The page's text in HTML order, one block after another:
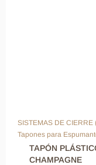
SISTEMAS DE CIERRE
Tapones para
TAPÓN
CHAMPAGNE